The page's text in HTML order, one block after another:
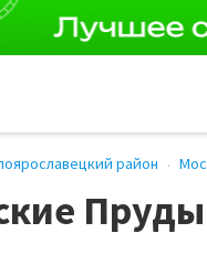
район
Пруды